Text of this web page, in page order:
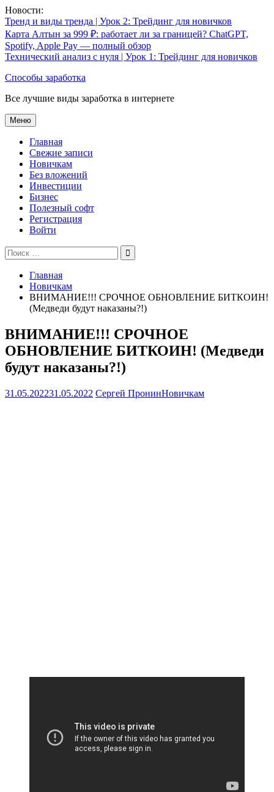
Перейти
к
содержимому
Новости:
Тренд и виды тренда | Урок 2: Трейдинг для новичков
Карта Алтын за 999 ₽: работает ли за границей? ChatGPT,
Spotify, Apple Pay — полный обзор
Технический анализ с нуля | Урок 1: Трейдинг для новичков
Способы заработка
Все лучшие виды заработка в интернете
Меню
Главная
Свежие записи
Новичкам
Без вложений
Инвестиции
Бизнес
Полезный софт
Регистрация
Войти
Поиск
по:
Главная
Новичкам
ВНИМАНИЕ!!! СРОЧНОЕ ОБНОВЛЕНИЕ БИТКОИН!
(Медведи будут наказаны?!)
ВНИМАНИЕ!!! СРОЧНОЕ
ОБНОВЛЕНИЕ БИТКОИН! (Медведи
будут наказаны?!)
31.05.202231.05.2022 Сергей ПронинНовичкам